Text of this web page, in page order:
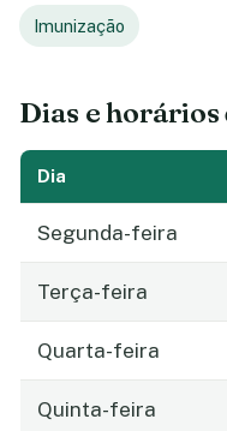
Imunização
Dias e
Dia
Segunda-feira
Terça-feira
Quarta-feira
Quinta-feira